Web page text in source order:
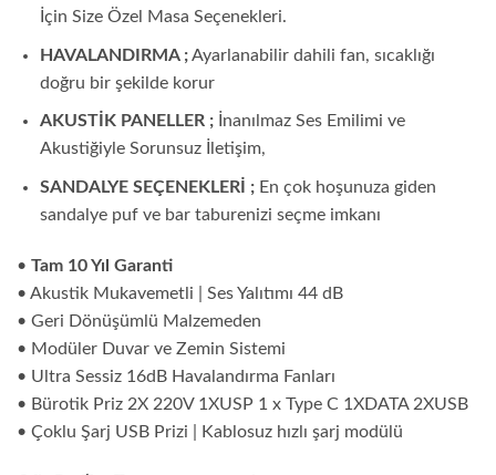
İçin Size Özel Masa Seçenekleri.
HAVALANDIRMA ;Ayarlanabilir dahili fan, sıcaklığı
doğru bir şekilde korur
AKUSTİK PANELLER ;İnanılmaz Ses Emilimi ve
Akustiğiyle Sorunsuz İletişim,
SANDALYE SEÇENEKLERİ ;En çok hoşunuza giden
sandalye puf ve bar taburenizi seçme imkanı
• Tam 10 Yıl Garanti
• Akustik Mukavemetli | Ses Yalıtımı 44 dB
• Geri Dönüşümlü Malzemeden
• Modüler Duvar ve Zemin Sistemi
• Ultra Sessiz 16dB Havalandırma Fanları
• Bürotik Priz 2X 220V 1XUSP 1 x Type C 1XDATA 2XUSB
• Çoklu Şarj USB Prizi | Kablosuz hızlı şarj modülü